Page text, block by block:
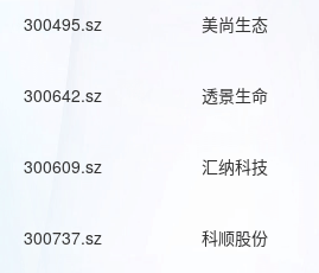
300495.sz 美尚生态
300642.sz 透景生命
300609.sz 汇纳科技
300737.sz 科顺股份